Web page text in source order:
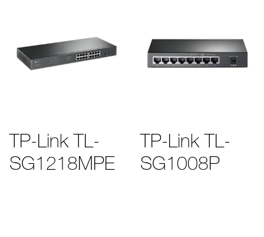
TP-Link TL-
SG1218MPE
TP-Link TL-
SG1008P